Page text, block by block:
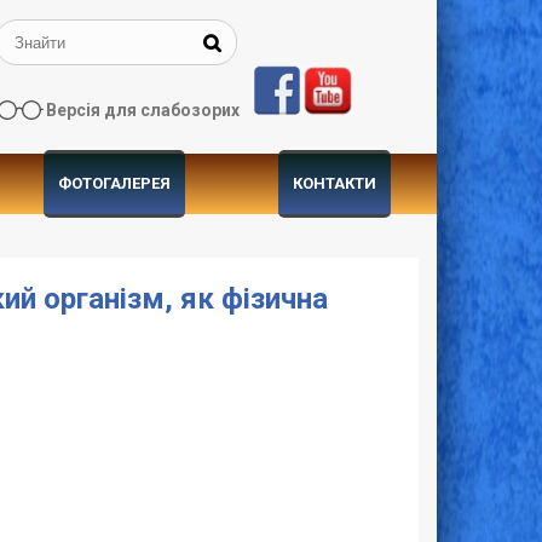
Версія для слабозорих
ФОТОГАЛЕРЕЯ КОНТАКТИ
організм, як фізична